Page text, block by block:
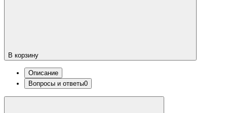
В корзину
Описание
Вопросы и ответы0